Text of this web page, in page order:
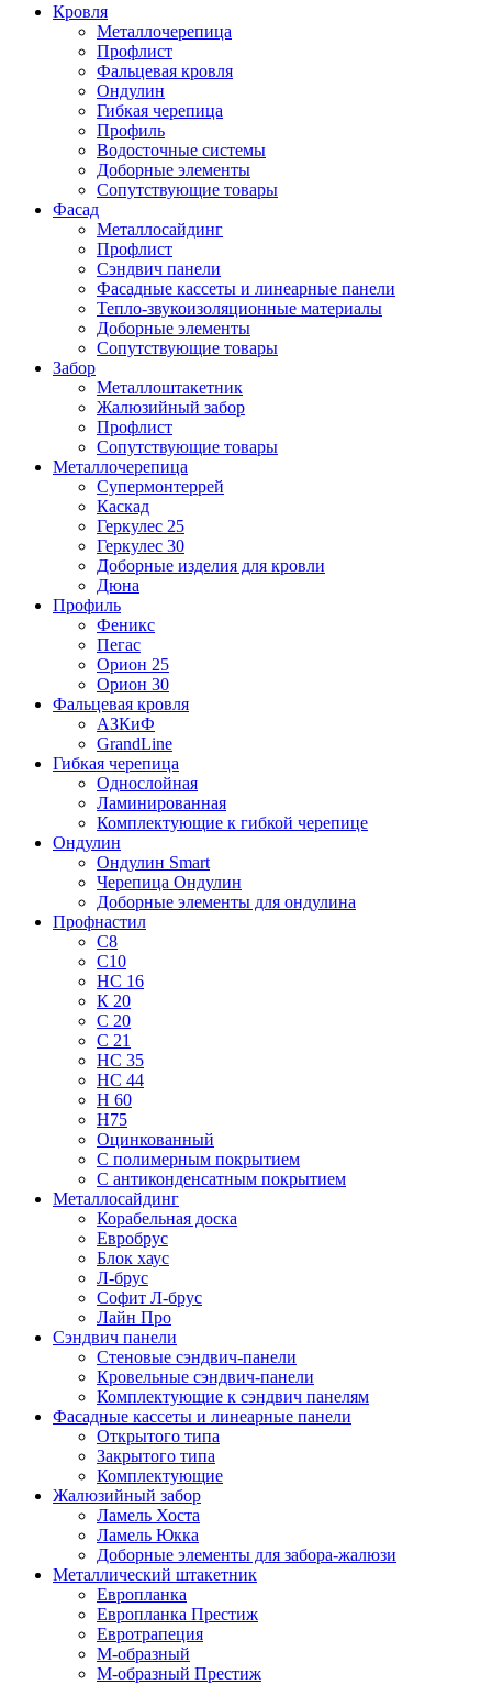
Кровля
Металлочерепица
Профлист
Фальцевая кровля
Ондулин
Гибкая черепица
Профиль
Водосточные системы
Доборные элементы
Сопутствующие товары
Фасад
Металлосайдинг
Профлист
Сэндвич панели
Фасадные кассеты и линеарные панели
Тепло-звукоизоляционные материалы
Доборные элементы
Сопутствующие товары
Забор
Металлоштакетник
Жалюзийный забор
Профлист
Сопутствующие товары
Металлочерепица
Супермонтеррей
Каскад
Геркулес 25
Геркулес 30
Доборные изделия для кровли
Дюна
Профиль
Феникс
Пегас
Орион 25
Орион 30
Фальцевая кровля
АЗКиФ
GrandLine
Гибкая черепица
Однослойная
Ламинированная
Комплектующие к гибкой черепице
Ондулин
Ондулин Smart
Черепица Ондулин
Доборные элементы для ондулина
Профнастил
С8
С10
НС 16
К 20
С 20
С 21
НС 35
НС 44
Н 60
Н75
Оцинкованный
С полимерным покрытием
С антиконденсатным покрытием
Металлосайдинг
Корабельная доска
Евробрус
Блок хаус
Л-брус
Софит Л-брус
Лайн Про
Сэндвич панели
Стеновые сэндвич-панели
Кровельные сэндвич-панели
Комплектующие к сэндвич панелям
Фасадные кассеты и линеарные панели
Открытого типа
Закрытого типа
Комплектующие
Жалюзийный забор
Ламель Хоста
Ламель Юкка
Доборные элементы для забора-жалюзи
Металлический штакетник
Европланка
Европланка Престиж
Евротрапеция
М-образный
М-образный Престиж